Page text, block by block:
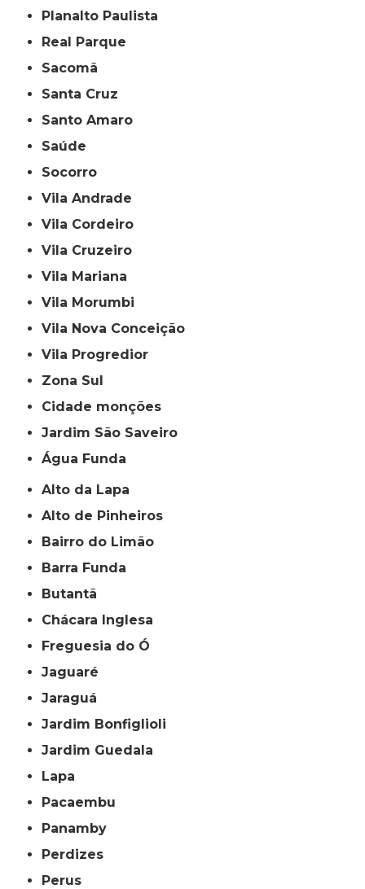
Planalto Paulista
Real Parque
Sacomã
Santa Cruz
Santo Amaro
Saúde
Socorro
Vila Andrade
Vila Cordeiro
Vila Cruzeiro
Vila Mariana
Vila Morumbi
Vila Nova Conceição
Vila Progredior
Zona Sul
cidade monções
jardim São Saveiro
Água Funda
Alto da Lapa
Alto de Pinheiros
Bairro do Limão
Barra Funda
Butantã
Chácara Inglesa
Freguesia do Ó
Jaguaré
Jaraguá
Jardim Bonfiglioli
Jardim Guedala
Lapa
Pacaembu
Panamby
Perdizes
Perus